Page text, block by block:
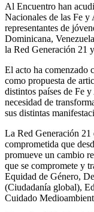
Al Encuentro han
Nacionales de las Fe y
representantes de
Dominicana,
la Red Generación 21
El acto ha comenzado
como propuesta de
distintos países de Fe
necesidad de
sus distintas
La Red Generación 21
comprometida que
promueve un cambio
que se compromete y
Equidad de Género,
(Ciudadanía global),
Cuidado